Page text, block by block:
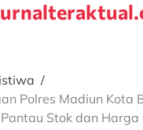
Polres Madiun Kota
Stok dan Harga